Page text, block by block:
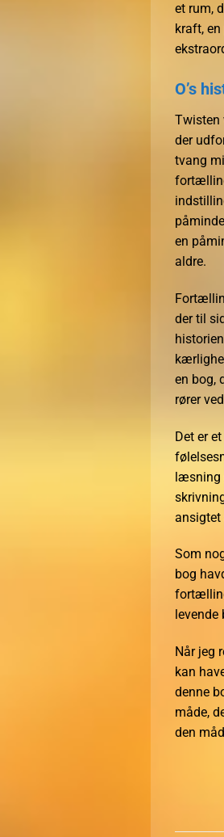
et rum,
kraft,
O’s
Twisten
der
tvang
en
aldre.
der til
en bog,
rører
Det er
læsning
ansigtet
Som
bog
Når jeg
kan
denne
måde,
den